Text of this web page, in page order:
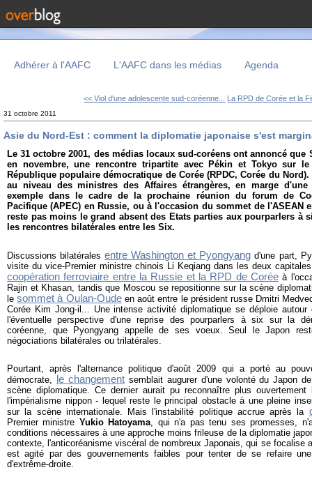
Adhérer à l'AAFC L'AAFC dans les médias Agenda
<< Viol d'une adolescente sud-coréenne... La RPD de Corée et la
31 octobre 2011
Asie du Nord-Est : comment la diplomatie japonaise s'est
Le 31 octobre 2001, des médias locaux sud-coréens ont annoncé que
en novembre, une rencontre tripartite avec Pékin et Tokyo sur
République populaire démocratique de Corée (RPDC, Corée du
au niveau des ministres des Affaires étrangères, en marge
exemple dans le cadre de la prochaine réunion du forum de
Pacifique (APEC) en Russie, ou à l'occasion du sommet de l'ASEAN
reste pas moins le grand absent des Etats parties aux pourparlers à
les rencontres bilatérales entre les Six.
Discussions bilatéralesentre Washington et Pyongyang d'une part,
visite du vice-Premier ministre chinois Li Keqiang dans les deux
coopération ferroviaire entre la Russie et la RPD de Corée à
Rajin et Khasan, tandis que Moscou se repositionne sur la scène
lesommet à Oulan-Oudeen août entre le président russe Dmitri
Corée Kim Jong-il... Une intense activité diplomatique se déploie autour
l'éventuelle perspective d'une reprise des pourparlers à six sur la
coréenne, que Pyongyang appelle de ses voeux. Seul le Japon
négociations bilatérales ou trilatérales.
Pourtant, après l'alternance politique d'août 2009 qui a porté au
démocrate,
le changementsemblait augurer d'une volonté du Japon
scène diplomatique. Ce dernier aurait pu reconnaître plus ouvertement
l'impérialisme nippon - lequel reste le principal obstacle à une pleine
sur la scène internationale. Mais l'instabilité politique accrue après la
Premier ministre Yukio Hatoyama, qui n'a pas tenu ses promesses,
conditions nécessaires à une approche moins frileuse de la diplomatie
contexte, l'anticoréanisme viscéral de nombreux Japonais, qui se focalise
est agité par des gouvernements faibles pour tenter de se refaire
d'extrême-droite.